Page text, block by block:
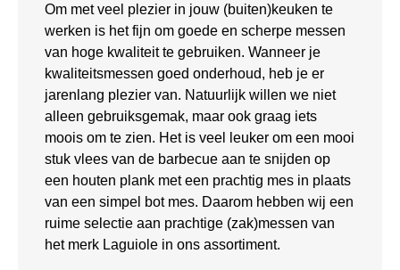
Om met veel plezier in jouw (buiten)keuken te
werken is het fijn om goede en scherpe messen
van hoge kwaliteit te gebruiken. Wanneer je
kwaliteitsmessen goed onderhoud, heb je er
jarenlang plezier van. Natuurlijk willen we niet
alleen gebruiksgemak, maar ook graag iets
moois om te zien. Het is veel leuker om een mooi
stuk vlees van de barbecue aan te snijden op
een houten plank met een prachtig mes in plaats
van een simpel bot mes. Daarom hebben wij een
ruime selectie aan prachtige (zak)messen van
het merk Laguiole in ons assortiment.